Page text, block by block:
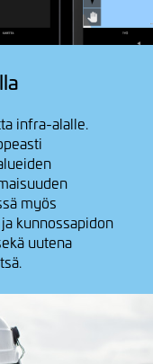
infra-alalle.
myös
kunnossapidon
uutena